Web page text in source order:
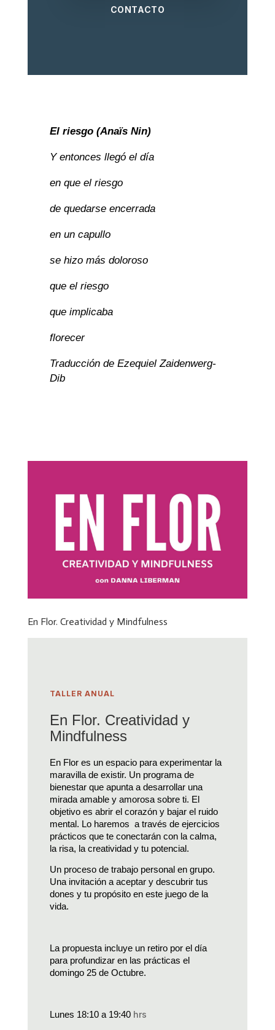
CONTACTO
El riesgo (Anaïs Nin)
Y entonces llegó el día
en que el riesgo
de quedarse encerrada
en un capullo
se hizo más doloroso
que el riesgo
que implicaba
florecer
Traducción de Ezequiel Zaidenwerg-
Dib
En Flor. Creatividad y Mindfulness
TALLER ANUAL
En Flor. Creatividad y
Mindfulness
En Flor es un espacio para experimentar la
maravilla de existir. Un programa de
bienestar que apunta a desarrollar una
mirada amable y amorosa sobre ti. El
objetivo es abrir el corazón y bajar el ruido
mental. Lo haremos  a través de ejercicios
prácticos que te conectarán con la calma,
la risa, la creatividad y tu potencial.
Un proceso de trabajo personal en grupo.
Una invitación a aceptar y descubrir tus
dones y tu propósito en este juego de la
vida.
La propuesta incluye un retiro por el día
para profundizar en las prácticas el
domingo 25 de Octubre.
Lunes 18:10 a 19:40 hrs